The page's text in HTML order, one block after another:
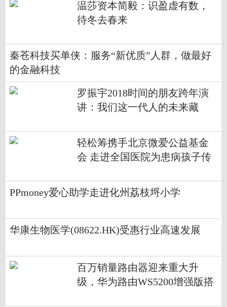
​温莎资本简毅：识盈虚有数，
待冬去春来
秦苍科技买单侠：服务“新优质”人群，做最好
的金融科技
罗振宇2018时间的朋友跨年演
讲：我们这一代人的未来藏
轻松筹携手北京微爱公益基金
会 走进全国医院为患病孩子传
PPmoney爱心助学走进化州荔枝埒小学
华康生物医学(08622.HK)受惠行业高速发展
百万销量路由器迎来重大升
级，华为路由WS5200增强版搭